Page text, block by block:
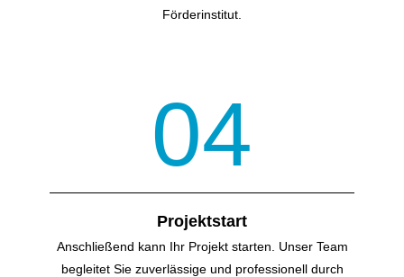
Förderinstitut.
04
Projektstart
Anschließend kann Ihr Projekt starten. Unser Team
begleitet Sie zuverlässige und professionell durch